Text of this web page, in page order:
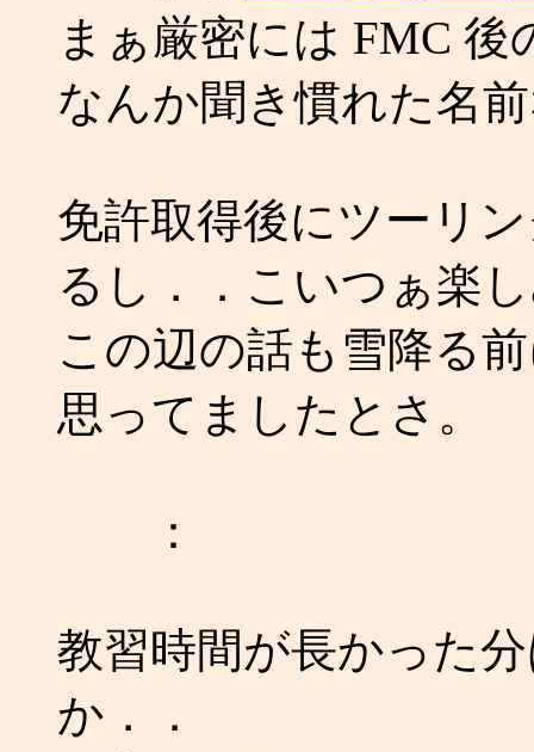
まぁ厳密には FMC
なんか聞き慣れた名
免許取得後にツーリ
るし．．こいつぁ楽
この辺の話も雪降る
思ってましたとさ。
：
教習時間が長かった
か．．